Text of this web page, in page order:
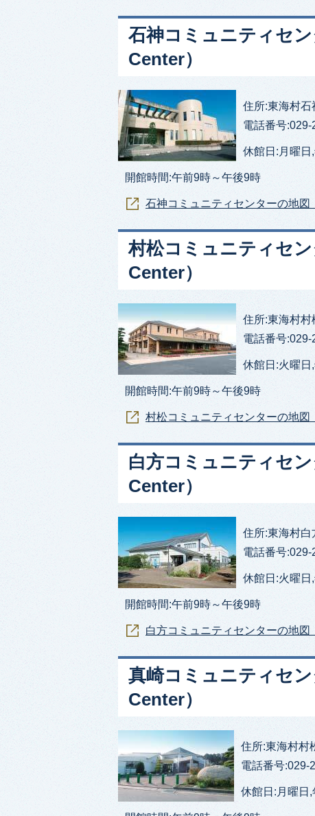
石神コミュニティセ
Center）
住所:東海村石
電話番号:029-
休館日:月曜日
開館時間:午前9時～午後9時
石神コミュニティセンターの地図
村松コミュニティセ
Center）
住所:東海村村
電話番号:029-
休館日:火曜日
開館時間:午前9時～午後9時
村松コミュニティセンターの地図
白方コミュニティセ
Center）
住所:東海村白
電話番号:029-
休館日:火曜日
開館時間:午前9時～午後9時
白方コミュニティセンターの地図
真崎コミュニティセ
Center）
住所:東海村村
電話番号:029-
休館日:月曜日,